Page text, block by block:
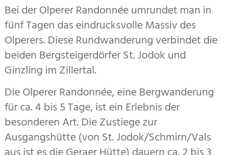
Bei der Olperer Randonnée umrundet man in
fünf Tagen das eindrucksvolle Massiv des
Olperers. Diese Rundwanderung verbindet die
beiden Bergsteigerdörfer St. Jodok und
Ginzling im Zillertal.
Die Olperer Randonnée, eine Bergwanderung
für ca. 4 bis 5 Tage, ist ein Erlebnis der
besonderen Art. Die Zustiege zur
Ausgangshütte (von St. Jodok/Schmirn/Vals